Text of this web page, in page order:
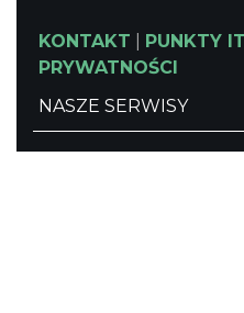
KONTAKT PUNKTY IT
PRYWATNOŚCI
NASZE SERWISY